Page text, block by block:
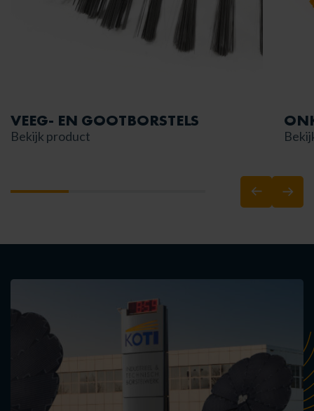
VEEG- EN GOOTBORSTELS
Bekijk product